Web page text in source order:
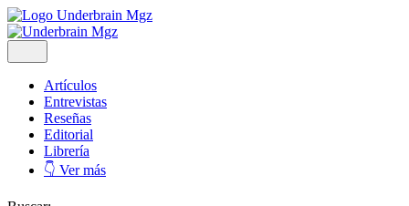
Artículos
Entrevistas
Reseñas
Editorial
Librería
👇 Ver más